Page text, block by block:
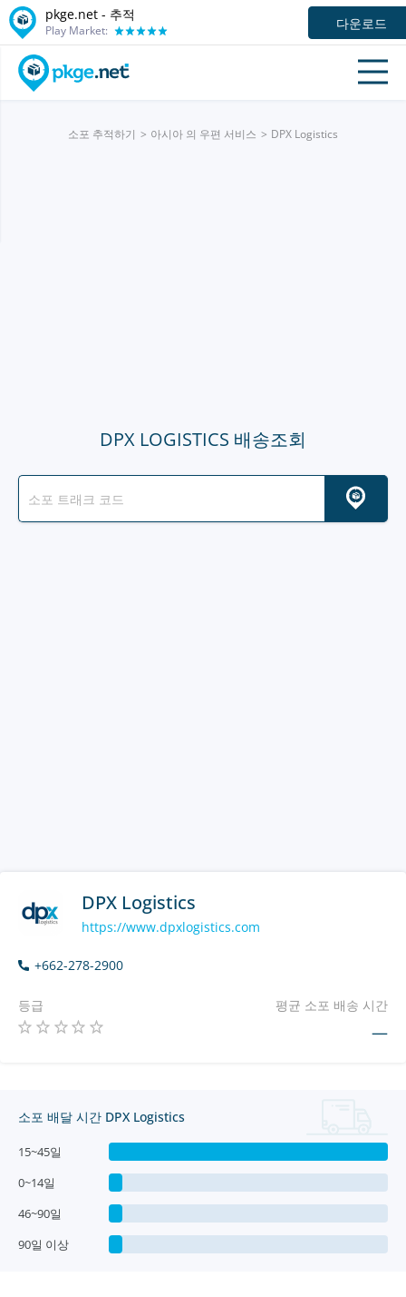
pkge.net - 추적
Play Market: 다운로드
소포 추적하기 아시아 의 우편 서비스 DPX Logistics
DPX LOGISTICS 배송조회
DPX Logistics
https://www.dpxlogistics.com
+662-278-2900
등급 평균 소포 배송 시간
—
소포 배달 시간 DPX Logistics
15~45일
0~14일
46~90일
90일 이상